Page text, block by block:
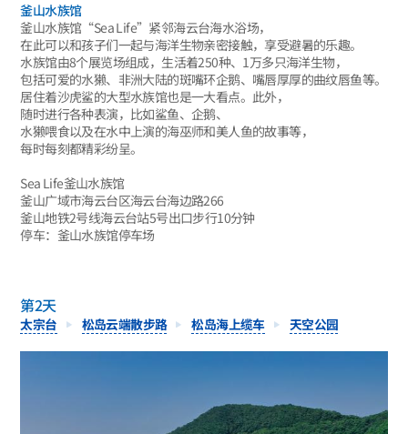
釜山水族馆
釜山水族馆“Sea Life”紧邻海云台海水浴场，
在此可以和孩子们一起与海洋生物亲密接触，享受避暑的乐趣。
水族馆由8个展览场组成，生活着250种、1万多只海洋生物，
包括可爱的水獭、非洲大陆的斑嘴环企鹅、嘴唇厚厚的曲纹唇鱼等。
居住着沙虎鲨的大型水族馆也是一大看点。此外，
随时进行各种表演，比如鲨鱼、企鹅、
水獭喂食以及在水中上演的海巫师和美人鱼的故事等，
每时每刻都精彩纷呈。
Sea Life釜山水族馆
釜山广域市海云台区海云台海边路266
釜山地铁2号线海云台站5号出口步行10分钟
停车：釜山水族馆停车场
第2天
太宗台 松岛云端散步路 松岛海上缆车 天空公园